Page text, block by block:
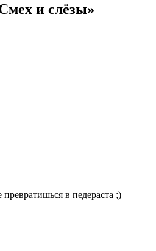
и слёзы»
в педераста ;)